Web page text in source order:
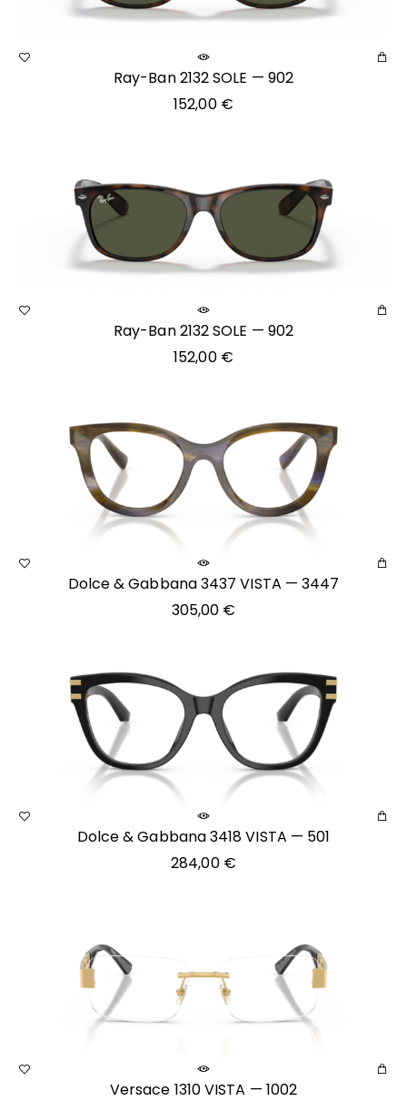
Ray-Ban 2132 SOLE — 902
152,00 €
Ray-Ban 2132 SOLE — 902
152,00 €
Dolce & Gabbana 3437 VISTA — 3447
305,00 €
Dolce & Gabbana 3418 VISTA — 501
284,00 €
Versace 1310 VISTA — 1002